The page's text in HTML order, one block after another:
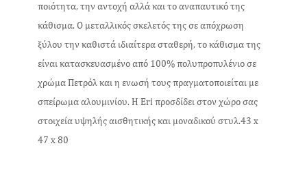
ποιότητα, την αντοχή αλλά και το αναπαυτικό της
κάθισμα. Ο μεταλλικός σκελετός της σε απόχρωση
ξύλου την καθιστά ιδιαίτερα σταθερή, το κάθισμα της
είναι κατασκευασμένο από 100% πολυπροπυλένιο σε
χρώμα Πετρόλ και η ενωσή τους πραγματοποιείται με
σπείρωμα αλουμινίου. Η Εri προσδίδει στον χώρο σας
στοιχεία υψηλής αισθητικής και μοναδικού στυλ.43 x
47 x 80